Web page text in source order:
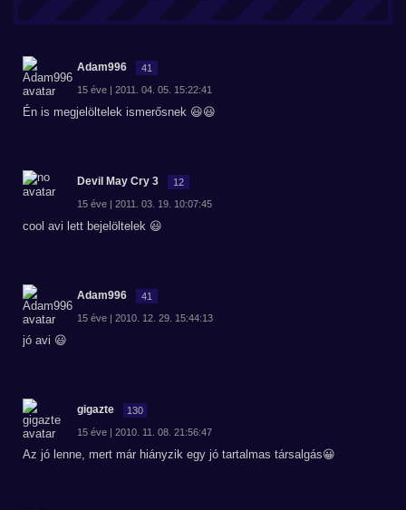
Adam996 41
15 éve | 2011. 04. 05. 15:22:41
Én is megjelöltelek ismerősnek 😃😃
Devil May Cry 3 12
15 éve | 2011. 03. 19. 10:07:45
cool avi lett bejelöltelek 😃
Adam996 41
15 éve | 2010. 12. 29. 15:44:13
jó avi 😃
gigazte 130
15 éve | 2010. 11. 08. 21:56:47
Az jó lenne, mert már hiányzik egy jó tartalmas társalgás😀